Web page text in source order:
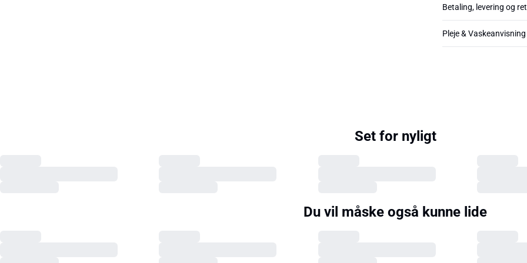
Betaling, levering og
Pleje & Vaskeanvisning
Set for nyligt
Du vil måske også kunne lide